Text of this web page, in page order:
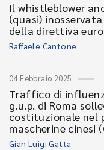
Il whistleblower
(quasi)
della direttiva
Raffaele Cantone
04 Febbraio 2025
Traffico di
g.u.p. di Roma
costituzionale nel
mascherine cinesi
Gian Luigi Gatta